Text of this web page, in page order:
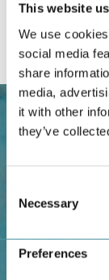
This website
We use
social media
share
media,
it with other
they’ve
Selection
Necessary
Preferences